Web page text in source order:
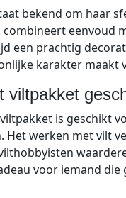
bekend om haar
eenvoud
een prachtig
karakter maakt
viltpakket
is geschikt
Het werken met vilt
voor iemand